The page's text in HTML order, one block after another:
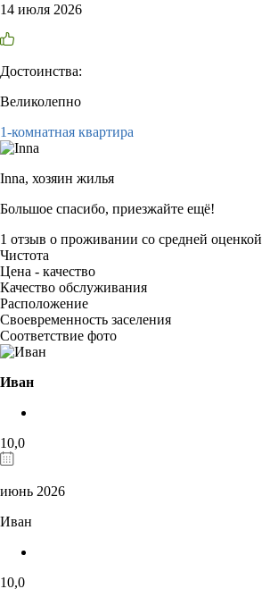
14 июля 2026
Достоинства:
Великолепно
1-комнатная квартира
Inna, хозяин жилья
Большое спасибо, приезжайте ещё!
1 отзыв о проживании со средней оценкой
Чистота
Цена - качество
Качество обслуживания
Расположение
Своевременность заселения
Соответствие фото
Иван
10,0
июнь 2026
Иван
10,0